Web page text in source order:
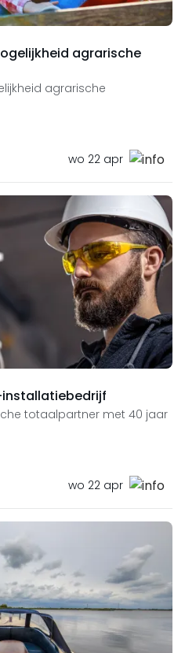
agrarische
agrarische
wo 22 apr
totaalpartner met 40 jaar
wo 22 apr